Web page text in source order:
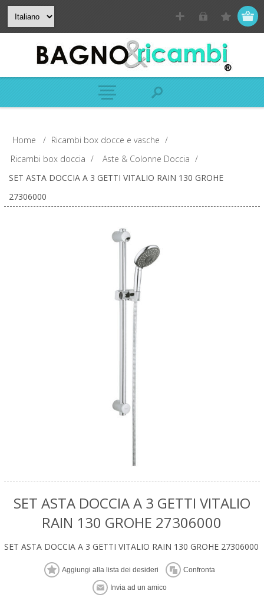
Home / Ricambi box docce e vasche /
Ricambi box doccia / Aste & Colonne Doccia /
SET ASTA DOCCIA A 3 GETTI VITALIO RAIN 130 GROHE
27306000
SET ASTA DOCCIA A 3 GETTI VITALIO
RAIN 130 GROHE 27306000
SET ASTA DOCCIA A 3 GETTI VITALIO RAIN 130 GROHE 27306000